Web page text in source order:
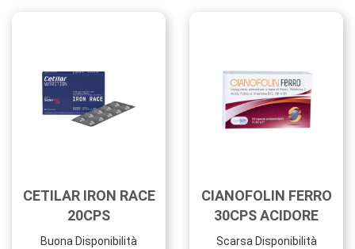
CETILAR IRON RACE
20CPS
Buona Disponibilità
CIANOFOLIN FERRO
30CPS ACIDORE
Scarsa Disponibilità